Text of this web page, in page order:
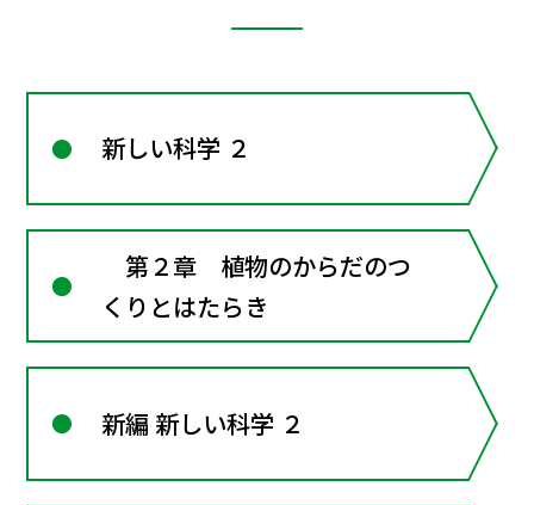
新しい科学 ２
第２章 植物のからだのつ
くりとはたらき
新編 新しい科学 ２